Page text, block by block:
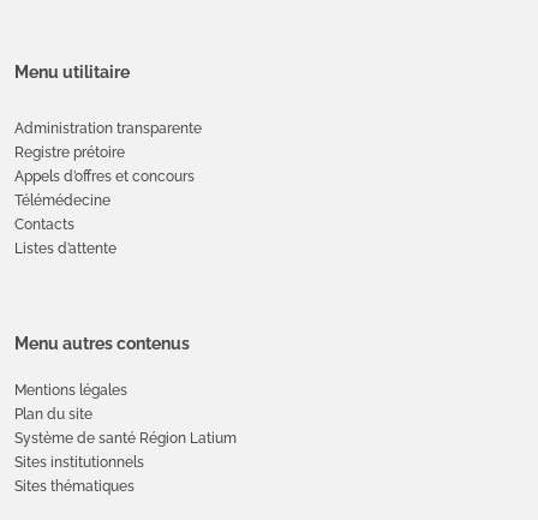
Menu utilitaire
Administration transparente
Registre prétoire
Appels d’offres et concours
Télémédecine
Contacts
Listes d’attente
Menu autres contenus
Mentions légales
Plan du site
Système de santé Région Latium
Sites institutionnels
Sites thématiques